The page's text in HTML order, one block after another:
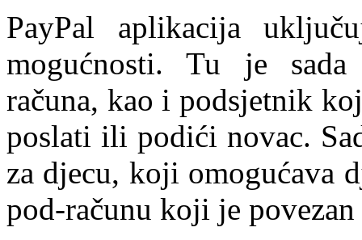
PayPal aplikacija
mogućnosti. Tu je
računa, kao i podsjetnik
poslati ili podići novac.
za djecu, koji omogućava
pod-računu koji je